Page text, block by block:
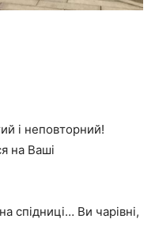
і неповторний!
на Ваші
спідниці… Ви чарівні,